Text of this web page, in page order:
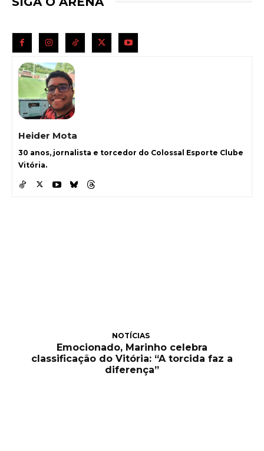
Heider Mota
30 anos, jornalista e torcedor do Colossal Esporte Clube
Vitória.
NOTÍCIAS
Emocionado, Marinho celebra
classificação do Vitória: “A torcida faz a
diferença”